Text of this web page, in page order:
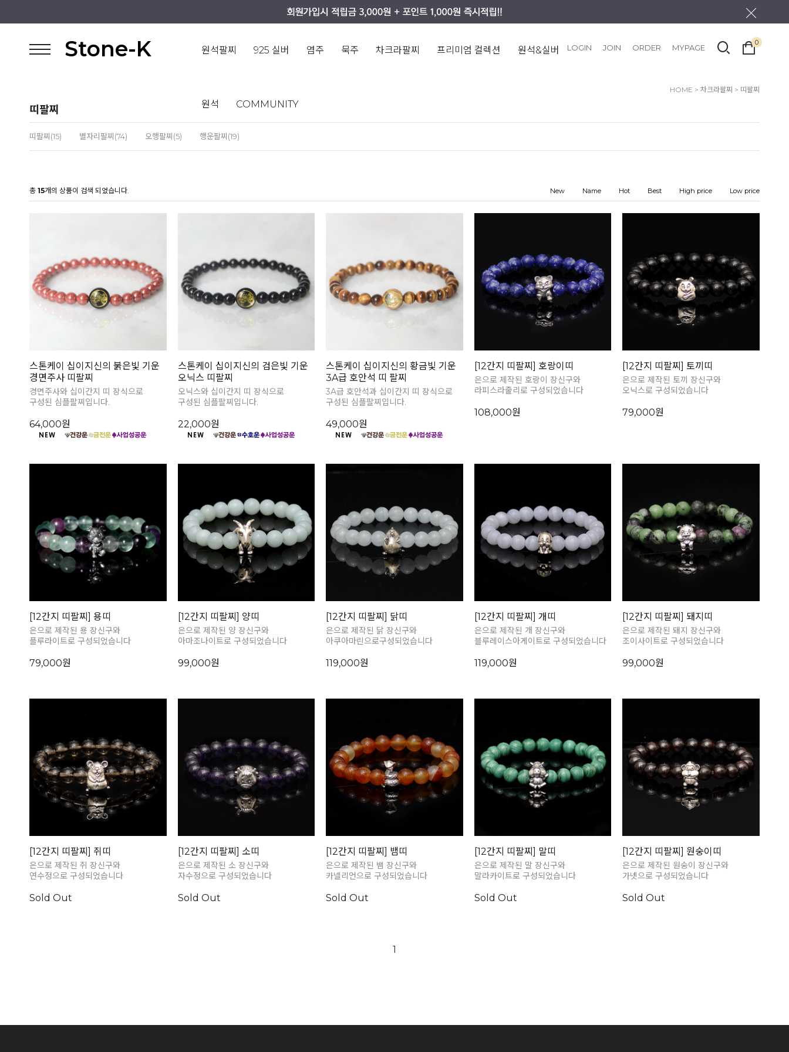
Stone-K 원석팔찌 925 실버 염주 묵주 차크라팔찌 프리미엄 컬렉션 원석&실버
원석 COMMUNITY
LOGIN JOIN ORDER MYPAGE
0
HOME > 차크라팔찌 > 띠팔찌
띠팔찌
띠팔찌(15) 별자리팔찌(74) 오행팔찌(5) 행운팔찌(19)
총 15개의 상품이 검색 되었습니다. New Name Hot Best High price Low price
스톤케이 십이지신의 붉은빛 기운
경면주사 띠팔찌
경면주사와 십이간지 띠 장식으로
구성된 심플팔찌입니다.
64,000원
스톤케이 십이지신의 검은빛 기운
오닉스 띠팔찌
오닉스와 십이간지 띠 장식으로
구성된 심플팔찌입니다.
22,000원
스톤케이 십이지신의 황금빛 기운
3A급 호안석 띠 팔찌
3A급 호안석과 십이간지 띠 장식으로
구성된 심플팔찌입니다.
49,000원
[12간지 띠팔찌] 호랑이띠
은으로 제작된 호랑이 장신구와
라피스라줄리로 구성되었습니다
108,000원
[12간지 띠팔찌] 토끼띠
은으로 제작된 토끼 장신구와
오닉스로 구성되었습니다
79,000원
[12간지 띠팔찌] 용띠
은으로 제작된 용 장신구와
플루라이트로 구성되었습니다
79,000원
[12간지 띠팔찌] 양띠
은으로 제작된 양 장신구와
아마조나이트로 구성되었습니다
99,000원
[12간지 띠팔찌] 닭띠
은으로 제작된 닭 장신구와
아쿠아마린으로구성되었습니다
119,000원
[12간지 띠팔찌] 개띠
은으로 제작된 개 장신구와
블루레이스아게이트로 구성되었습니다
119,000원
[12간지 띠팔찌] 돼지띠
은으로 제작된 돼지 장신구와
조이사이트로 구성되었습니다
99,000원
[12간지 띠팔찌] 쥐띠
은으로 제작된 쥐 장신구와
연수정으로 구성되었습니다
Sold Out
[12간지 띠팔찌] 소띠
은으로 제작된 소 장신구와
자수정으로 구성되었습니다
Sold Out
[12간지 띠팔찌] 뱀띠
은으로 제작된 뱀 장신구와
카넬리언으로 구성되었습니다
Sold Out
[12간지 띠팔찌] 말띠
은으로 제작된 말 장신구와
말라카이트로 구성되었습니다
Sold Out
[12간지 띠팔찌] 원숭이띠
은으로 제작된 원숭이 장신구와
가넷으로 구성되었습니다
Sold Out
1